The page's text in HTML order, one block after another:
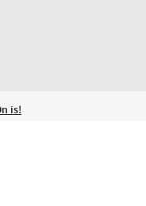
is!